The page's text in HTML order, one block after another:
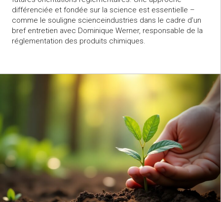
différenciée et fondée sur la science est essentielle –
comme le souligne scienceindustries dans le cadre d’un
bref entretien avec Dominique Werner, responsable de la
réglementation des produits chimiques.